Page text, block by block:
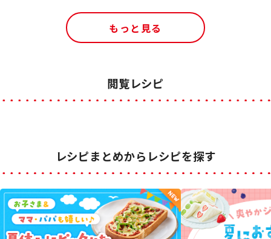
もっと見る
閲覧レシピ
レシピまとめからレシピを探す